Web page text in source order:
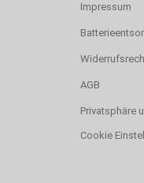
Impressum
AGB
Privatsphäre
Cookie